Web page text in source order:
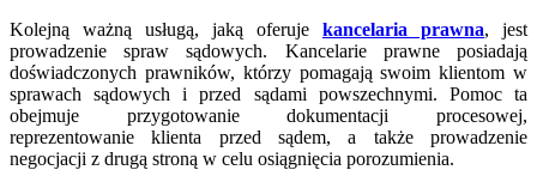
Kolejną ważną usługą, jaką oferuje kancelaria prawna, jest
prowadzenie spraw sądowych. Kancelarie prawne posiadają
doświadczonych prawników, którzy pomagają swoim klientom w
sprawach sądowych i przed sądami powszechnymi. Pomoc ta
obejmuje przygotowanie dokumentacji procesowej,
reprezentowanie klienta przed sądem, a także prowadzenie
negocjacji z drugą stroną w celu osiągnięcia porozumienia.